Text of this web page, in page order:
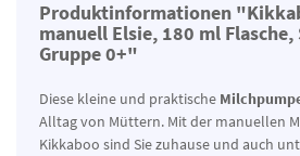
Produktinformationen
manuell Elsie, 180 ml
Gruppe 0+"
Diese kleine und praktische
Alltag von Müttern. Mit der manuellen
Kikkaboo sind Sie zuhause und auch